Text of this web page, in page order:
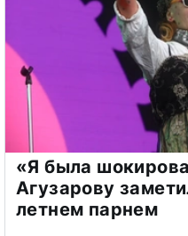
«Я была
Агузарову
летнем парнем